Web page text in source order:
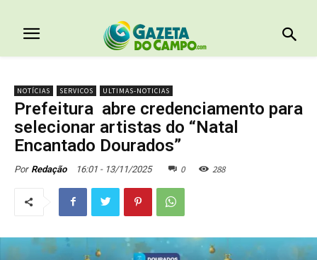
NOTÍCIAS SERVICOS ULTIMAS-NOTICIAS
Prefeitura abre credenciamento para
selecionar artistas do “Natal
Encantado Dourados”
Por Redação 16:01 - 13/11/2025 0 288